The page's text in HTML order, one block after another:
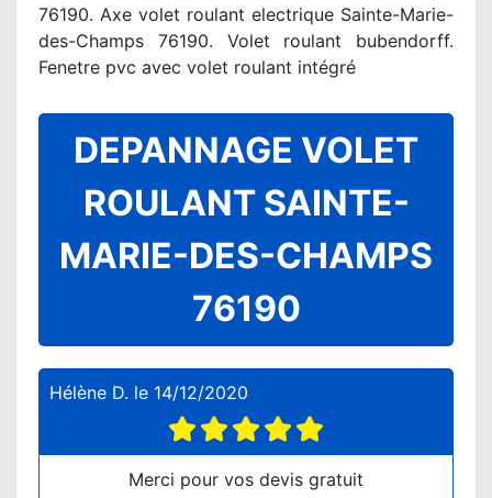
76190. Axe volet roulant electrique Sainte-Marie-
des-Champs 76190. Volet roulant bubendorff.
Fenetre pvc avec volet roulant intégré
DEPANNAGE VOLET
ROULANT SAINTE-
MARIE-DES-CHAMPS
76190
Hélène D. le 14/12/2020
Merci pour vos devis gratuit